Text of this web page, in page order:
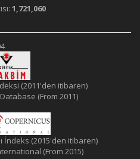
1,721,060
(2011'den itibaren)
(From 2011)
İndeks (2015'den itibaren)
(From 2015)